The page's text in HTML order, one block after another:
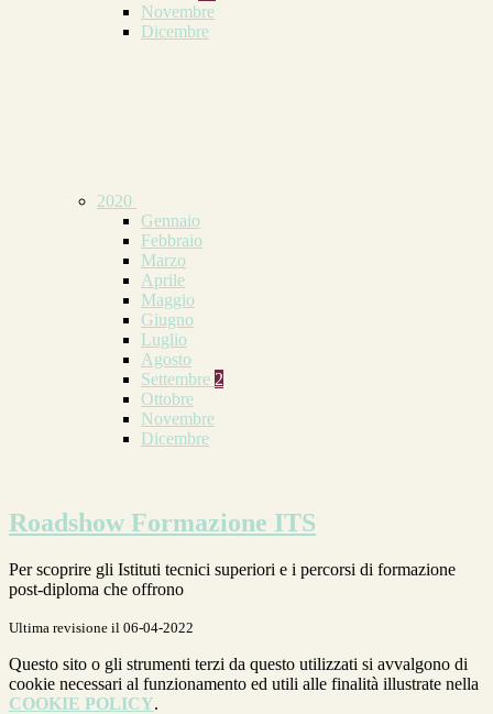
Novembre
Dicembre
2020
Gennaio
Febbraio
Marzo
Aprile
Maggio
Giugno
Luglio
Agosto
Settembre 2
Ottobre
Novembre
Dicembre
Roadshow Formazione ITS
Per scoprire gli Istituti tecnici superiori e i percorsi di formazione
post-diploma che offrono
Ultima revisione il 06-04-2022
Questo sito o gli strumenti terzi da questo utilizzati si avvalgono di
cookie necessari al funzionamento ed utili alle finalità illustrate nella
COOKIE POLICY.